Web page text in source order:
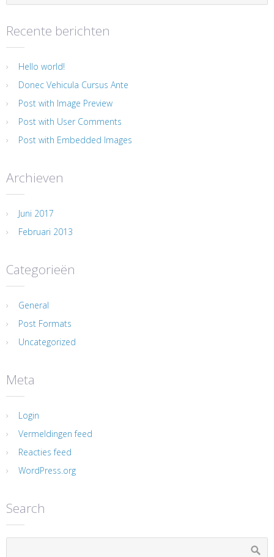
Recente berichten
Hello world!
Donec Vehicula Cursus Ante
Post with Image Preview
Post with User Comments
Post with Embedded Images
Archieven
Juni 2017
Februari 2013
Categorieën
General
Post Formats
Uncategorized
Meta
Login
Vermeldingen feed
Reacties feed
WordPress.org
Search